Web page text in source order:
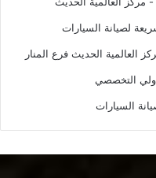
لصيانة السيارات
العالمية الحديث فرع المنار
التخصصي
السيارات